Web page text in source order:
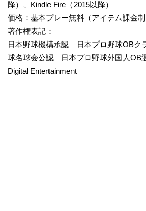
降）、Kindle Fire（2015以降）
価格：基本プレー無料（アイテム課金制
著作権表記：
日本野球機構承認 日本プロ野球OB
球名球会公認 日本プロ野球外国人
Digital Entertainment